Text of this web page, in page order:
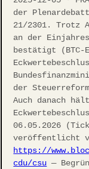
der
21/2301. Trotz
an der
bestätigt (BTC-
der
Auch danach
06.05.2026
veröffentlicht
https://
cdu/csu —